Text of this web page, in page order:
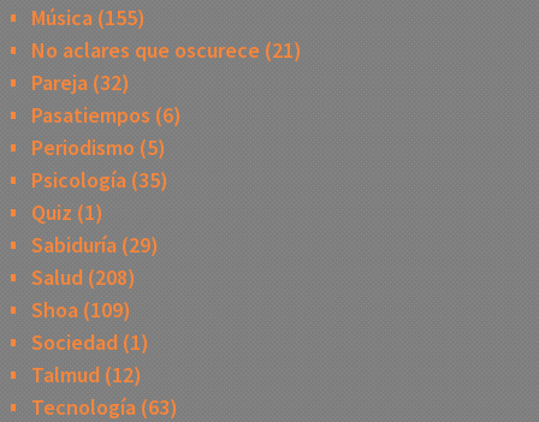
Música(155)
No aclares que oscurece (21)
Pareja(32)
Pasatiempos (6)
Periodismo (5)
Psicología(35)
Quiz (1)
Sabiduría(29)
Salud (208)
Shoa(109)
Sociedad(1)
Talmud (12)
Tecnología(63)